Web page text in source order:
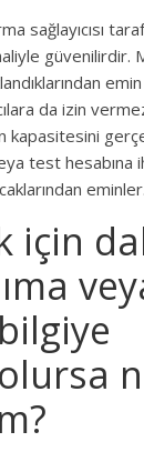
sağlayıcısı
güvenilirdir.
da izin
kapasitesini
test hesabına
eminler.
için